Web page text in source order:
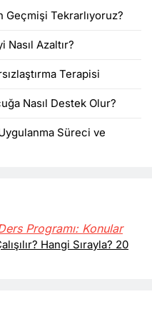
Geçmişi Tekrarlıyoruz?
Azaltır?
Terapisi
Nasıl Destek Olur?
Süreci ve
Programı: Konular
Hangi Sırayla? 20